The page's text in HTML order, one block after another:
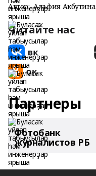
Автор: Альфия Акбутина
Читайте нас
Партнеры
Фотобанк
журналистов РБ